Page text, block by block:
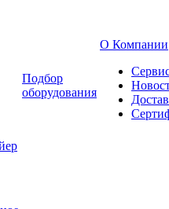
Подбор
оборудования
О Компании